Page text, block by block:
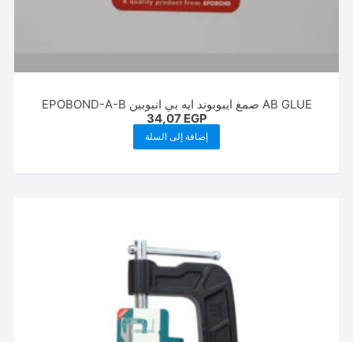
AB GLUE صمغ ايبوبوند ايه بي انبوبين EPOBOND-A-B
34,07 EGP
إضافة إلى السلة